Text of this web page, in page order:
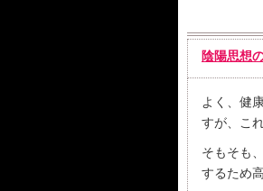
陰陽思想
よく、健
すが、こ
そもそも
するため